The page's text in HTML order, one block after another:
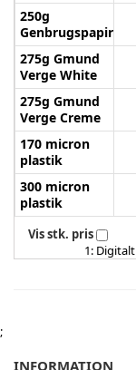
250g
Genbrugspapir
275g Gmund
Verge White
275g Gmund
Verge Creme
170 micron
plastik
300 micron
plastik
Vis stk. pris
1:
;
INFORMATION